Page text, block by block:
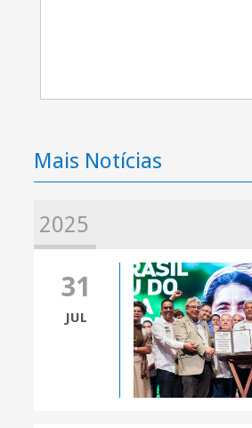
Mais Notícias
2025
31
JUL